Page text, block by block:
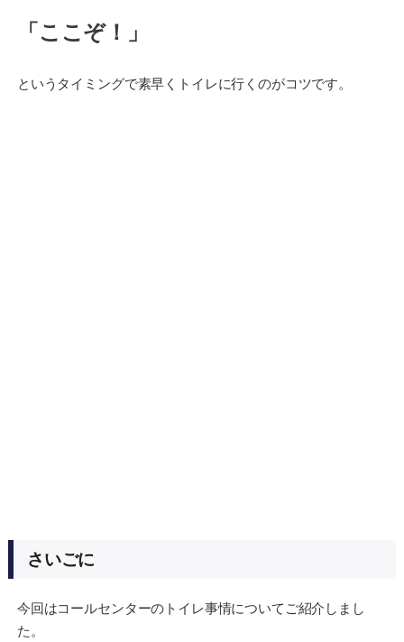
「ここぞ！」
というタイミングで素早くトイレに行くのがコツです。
さいごに
今回はコールセンターのトイレ事情についてご紹介しまし
た。